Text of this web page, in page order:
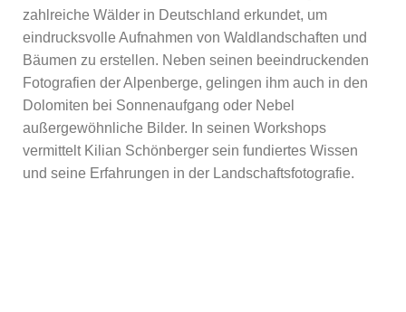
zahlreiche Wälder in Deutschland erkundet, um
eindrucksvolle Aufnahmen von Waldlandschaften und
Bäumen zu erstellen. Neben seinen beeindruckenden
Fotografien der Alpenberge, gelingen ihm auch in den
Dolomiten bei Sonnenaufgang oder Nebel
außergewöhnliche Bilder. In seinen Workshops
vermittelt Kilian Schönberger sein fundiertes Wissen
und seine Erfahrungen in der Landschaftsfotografie.